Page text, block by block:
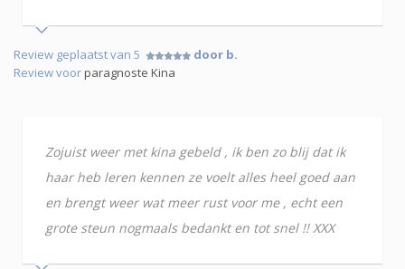
Review geplaatst van 5
door b.
Review voorparagnoste Kina
Zojuist weer met kina gebeld , ik ben zo blij dat ik
haar heb leren kennen ze voelt alles heel goed aan
en brengt weer wat meer rust voor me , echt een
grote steun nogmaals bedankt en tot snel !! XXX